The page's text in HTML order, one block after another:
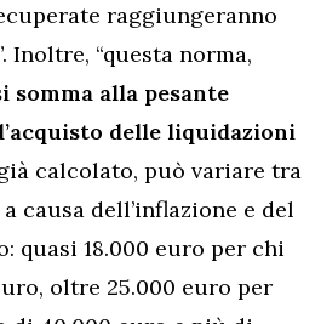
raggiungeranno
Inoltre, “questa norma,
somma alla pesante
delle liquidazioni
calcolato, può variare tra
a causa dell’inflazione e del
quasi 18.000 euro per chi
oltre 25.000 euro per